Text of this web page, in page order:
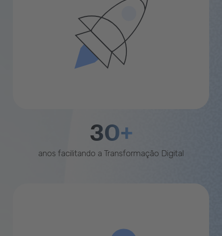
30+
anos facilitando a Transformação Digital